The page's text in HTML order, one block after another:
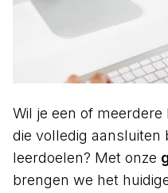
Wil je een of
die volledig aansluiten
leerdoelen? Met onze
brengen we het